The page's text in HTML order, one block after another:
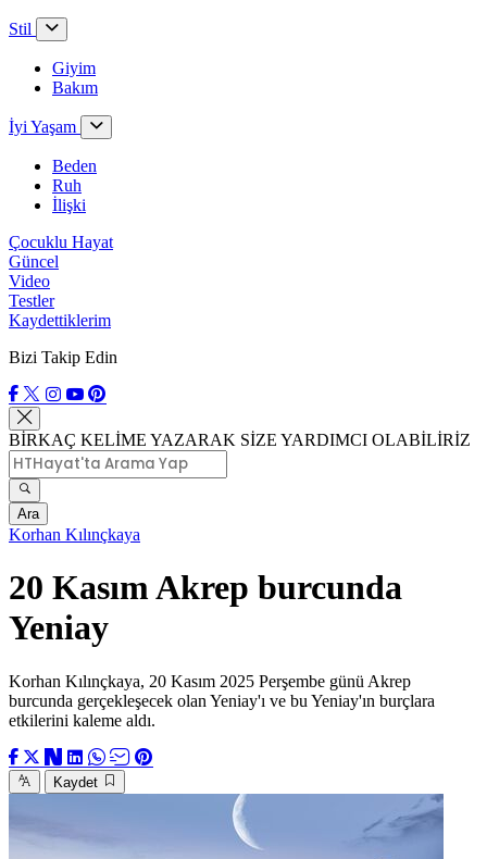
Stil
Giyim
Bakım
İyi Yaşam
Beden
Ruh
İlişki
Çocuklu Hayat
Güncel
Video
Testler
Kaydettiklerim
Bizi Takip Edin
BİRKAÇ KELİME YAZARAK SİZE YARDIMCI OLABİLİRİZ
Ara
Korhan Kılınçkaya
20 Kasım Akrep burcunda
Yeniay
Korhan Kılınçkaya, 20 Kasım 2025 Perşembe günü Akrep
burcunda gerçekleşecek olan Yeniay'ı ve bu Yeniay'ın burçlara
etkilerini kaleme aldı.
Kaydet